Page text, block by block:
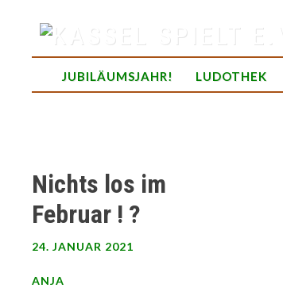
content
spielend Freu(n)de finden
JUBILÄUMSJAHR! LUDOTHEK
Nichts los im
Februar ! ?
24. JANUAR 2021
ANJA